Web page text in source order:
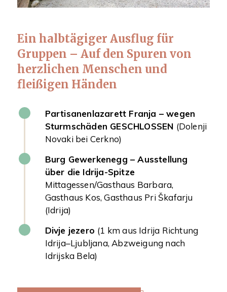
Ein halbtägiger Ausflug für
Gruppen – Auf den Spuren von
herzlichen Menschen und
fleißigen Händen
Partisanenlazarett Franja – wegen
Sturmschäden GESCHLOSSEN (Dolenji
Novaki bei Cerkno)
Burg Gewerkenegg – Ausstellung
über die Idrija-Spitze
Mittagessen/Gasthaus Barbara,
Gasthaus Kos, Gasthaus Pri Škafarju
(Idrija)
Divje jezero (1 km aus Idrija Richtung
Idrija–Ljubljana, Abzweigung nach
Idrijska Bela)